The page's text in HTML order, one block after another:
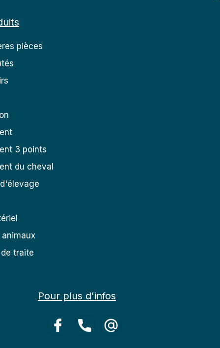
pièces
3 points
du cheval
traite
Pour plus d'infos